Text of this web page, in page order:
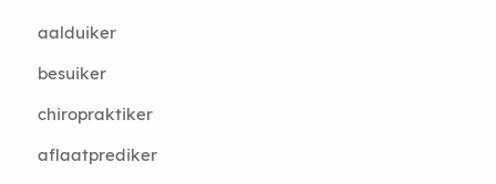
aalduiker
besuiker
chiropraktiker
aflaatprediker